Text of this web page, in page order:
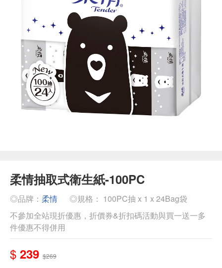
柔情抽取式衛生紙-100PC
◎品牌： 柔情
◎規格： 100PC抽 x 1 x 24Bag袋
不參加全站現折優惠，折價券&折扣碼活動與買一送一多
件優惠不得併用
$ 239 $269